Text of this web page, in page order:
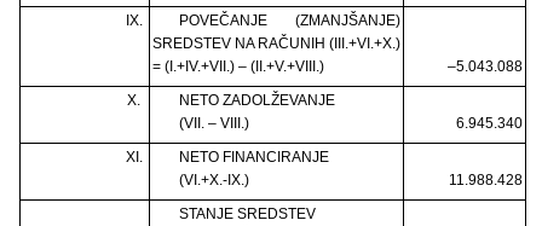
IX.
POVEČANJE (ZMANJŠANJE)
SREDSTEV NA RAČUNIH (III.+VI.+X.)
= (I.+IV.+VII.) – (II.+V.+VIII.)
–5.043.088
X.
NETO ZADOLŽEVANJE
(VII. – VIII.)
6.945.340
XI.
NETO FINANCIRANJE
(VI.+X.-IX.)
11.988.428
STANJE SREDSTEV